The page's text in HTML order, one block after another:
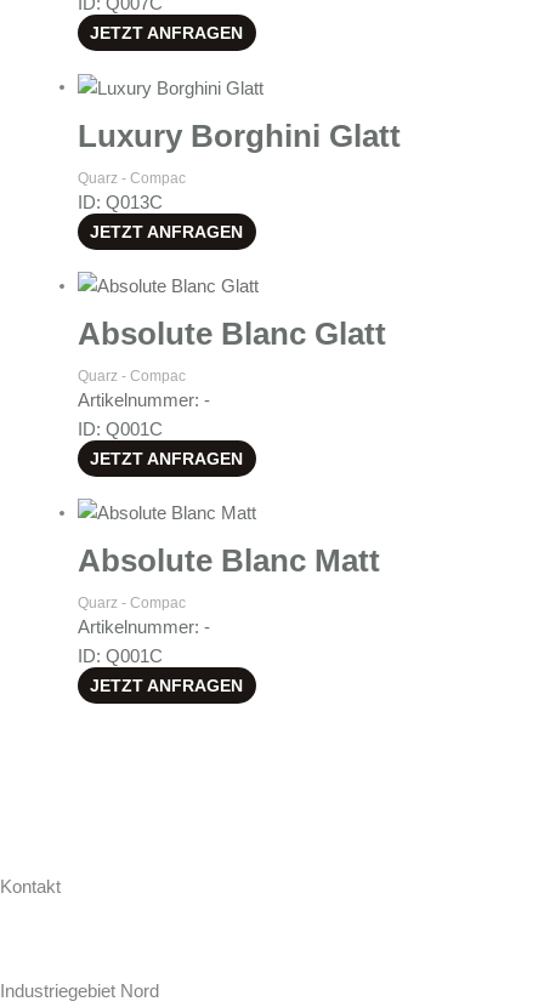
ID: Q007C
JETZT ANFRAGEN
Luxury Borghini Glatt
Quarz - Compac
ID: Q013C
JETZT ANFRAGEN
Absolute Blanc Glatt
Quarz - Compac
Artikelnummer: -
ID: Q001C
JETZT ANFRAGEN
Absolute Blanc Matt
Quarz - Compac
Artikelnummer: -
ID: Q001C
JETZT ANFRAGEN
Kontakt
Industriegebiet Nord